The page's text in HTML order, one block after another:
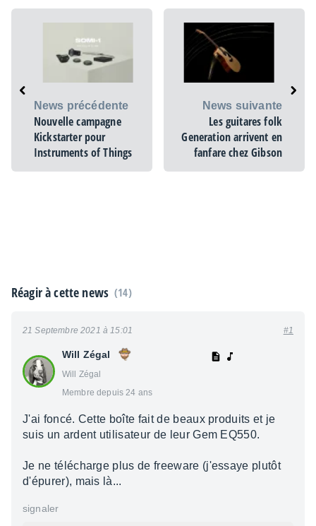
News précédente
Nouvelle campagne
Kickstarter pour
Instruments of Things
News suivante
Les guitares folk
Generation arrivent en
fanfare chez Gibson
Réagir à cette news (14)
Will Zégal
Will Zégal
Membre depuis 24 ans
21 Septembre 2021 à 15:01 #1
J'ai foncé. Cette boîte fait de beaux produits et je
suis un ardent utilisateur de leur Gem EQ550.
Je ne télécharge plus de freeware (j'essaye plutôt
d'épurer), mais là...
signaler